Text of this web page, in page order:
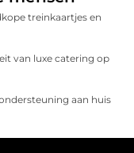
treinkaartjes en
van luxe catering op
aan huis